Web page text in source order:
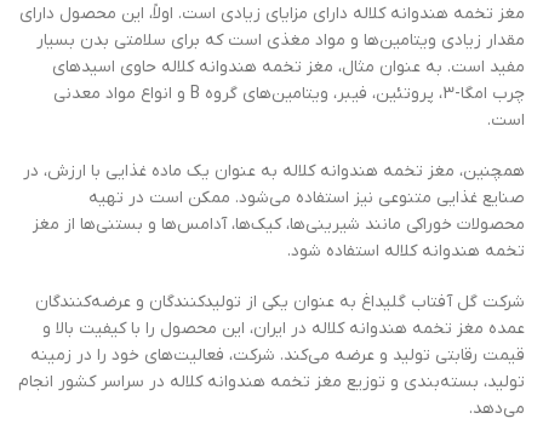
مغز تخمه هندوانه کلاله دارای مزایای زیادی است. اولاً، این محصول دارای
مقدار زیادی ویتامین‌ها و مواد مغذی است که برای سلامتی بدن بسیار
مفید است. به عنوان مثال، مغز تخمه هندوانه کلاله حاوی اسیدهای
چرب امگا-3، پروتئین، فیبر، ویتامین‌های گروه B و انواع مواد معدنی
است.
همچنین، مغز تخمه هندوانه کلاله به عنوان یک ماده غذایی با ارزش، در
صنایع غذایی متنوعی نیز استفاده می‌شود. ممکن است در تهیه
محصولات خوراکی مانند شیرینی‌ها، کیک‌ها، آدامس‌ها و بستنی‌ها از مغز
تخمه هندوانه کلاله استفاده شود.
شرکت گل آفتاب گلیداغ به عنوان یکی از تولیدکنندگان و عرضه‌کنندگان
عمده مغز تخمه هندوانه کلاله در ایران، این محصول را با کیفیت بالا و
قیمت رقابتی تولید و عرضه می‌کند. شرکت، فعالیت‌های خود را در زمینه
تولید، بسته‌بندی و توزیع مغز تخمه هندوانه کلاله در سراسر کشور انجام
می‌دهد.